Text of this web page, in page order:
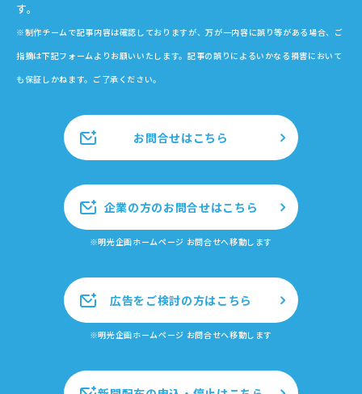
す。
※制作チームで記事内容は確認しておりますが、万が一内容に誤り等がある場合、ご
指摘は下記フォームよりお願いいたします。記事の誤りによるいかなる損害において
も保証しかねます。ご了承ください。
お問合せはこちら
企業の方のお問合せはこちら
※明光企画ホームページ お問合せへ移動します
広告をご検討の方はこちら
※明光企画ホームページ お問合せへ移動します